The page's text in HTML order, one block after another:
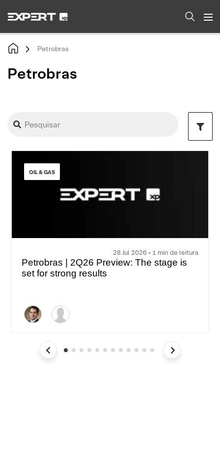
Petrobras
Petrobras
OIL & GAS
28 Jul 2026 • 1 min de leitura
Petrobras | 2Q26 Preview: The stage is
set for strong results